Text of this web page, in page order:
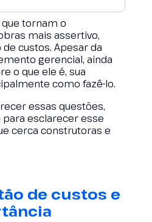
tornam o
mais assertivo,
custos. Apesar da
gerencial, ainda
o que ele é, sua
como fazê-lo.
essas questões,
esclarecer esse
cerca construtoras e
de custos e